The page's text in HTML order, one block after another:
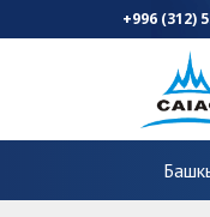
+996 (312)